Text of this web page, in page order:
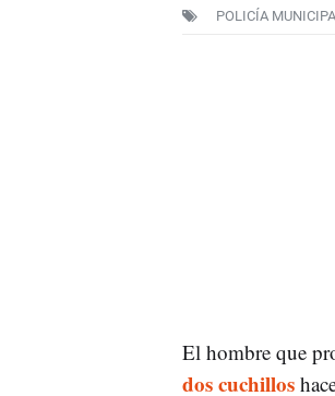
POLICÍA
El hombre que
dos cuchillos